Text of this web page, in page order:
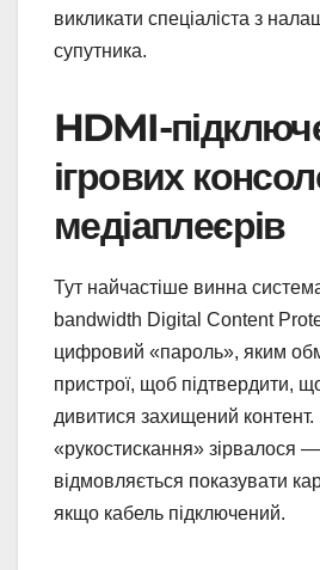
викликати спеціаліста з
супутника.
HDMI-
ігрових
медіаплеєрів
Тут найчастіше винна
bandwidth Digital Content
цифровий «пароль», яким
пристрої, щоб підтвердити,
дивитися захищений
«рукостискання» зірвалося
відмовляється показувати
якщо кабель підключений.